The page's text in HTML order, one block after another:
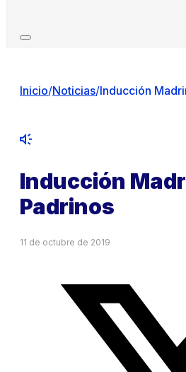
Inicio/Noticias/Inducción
Inducción
Padrinos
11 de octubre de 2019